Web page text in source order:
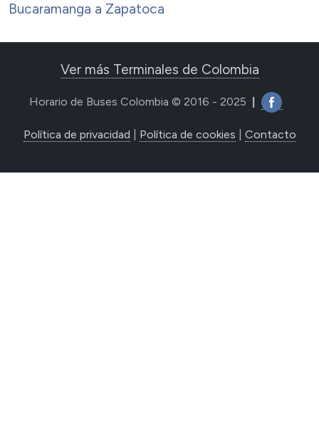
Bucaramanga a Zapatoca
Ver más Terminales de Colombia
Horario de Buses Colombia © 2016 - 2025
Política de privacidad Política de cookies Contacto